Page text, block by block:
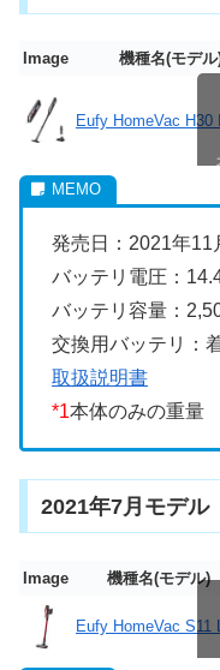
Image 機種名(モデル
Eufy HomeVac H30
発売日：2021年11
バッテリ電圧：
バッテリ容量：
交換用バッテリ：
取扱説明書
*1本体のみの重量
2021年7月モデル
Image 機種名(モデル)
Eufy HomeVac S11